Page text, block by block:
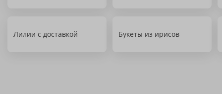
Лилии с доставкой Букеты из ирисов